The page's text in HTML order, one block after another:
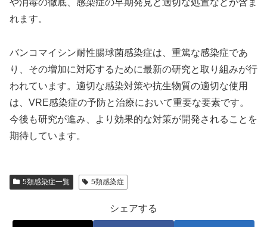
や消毒の徹底、感染症の早期発見と適切な処置などが含ま
れます。
バンコマイシン耐性腸球菌感染症は、重篤な感染症であ
り、その増加に対応するために最新の研究と取り組みが行
われています。適切な感染対策や抗生物質の適切な使用
は、VRE感染症の予防と治療において重要な要素です。
今後も研究が進み、より効果的な対策が開発されることを
期待しています。
5類感染症一覧 5類感染症
シェアする